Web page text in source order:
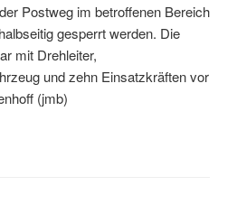
Postweg im betroffenen Bereich
gesperrt werden. Die
mit Drehleiter,
und zehn Einsatzkräften vor
(jmb)